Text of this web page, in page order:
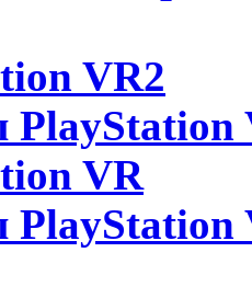
VR2
PlayStation
VR
PlayStation